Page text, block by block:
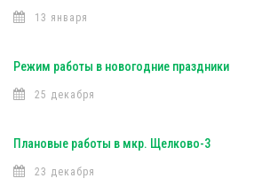
13 января
Режим работы в новогодние праздники
25 декабря
Плановые работы в мкр. Щелково-3
23 декабря